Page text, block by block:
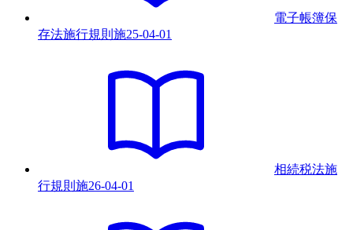
電子帳簿保
存法施行規則 施25-04-01
相続税法施
行規則 施26-04-01